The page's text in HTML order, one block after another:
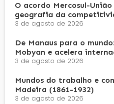
O acordo Mercosul-
geografia da
3 de agosto de 2026
De Manaus para o
Mobyan e acelera
3 de agosto de 2026
Mundos do trabalho e
Madeira (1861-1932)
3 de agosto de 2026